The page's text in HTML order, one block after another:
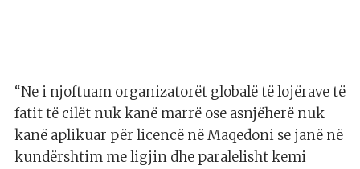
“Ne i njoftuam organizatorët globalë të lojërave të
fatit të cilët nuk kanë marrë ose asnjëherë nuk
kanë aplikuar për licencë në Maqedoni se janë në
kundërshtim me ligjin dhe paralelisht kemi